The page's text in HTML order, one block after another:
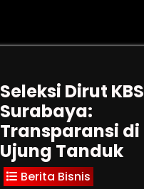
Seleksi Dirut KBS
Surabaya:
Transparansi di
Ujung Tanduk
Berita Bisnis